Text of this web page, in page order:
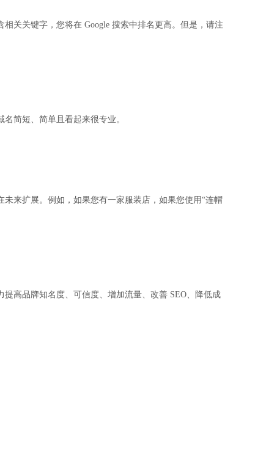
关关键字，您将在 Google 搜索中排名更高。但是，请注
简短、简单且看起来很专业。
来扩展。例如，如果您有一家服装店，如果您使用“连帽
高品牌知名度、可信度、增加流量、改善 SEO、降低成